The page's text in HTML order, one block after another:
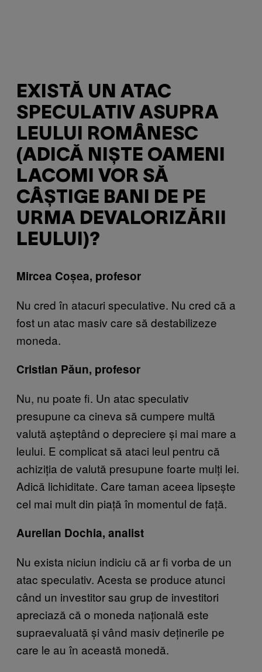
EXISTĂ UN ATAC
SPECULATIV ASUPRA
LEULUI ROMÂNESC
(ADICĂ NIȘTE OAMENI
LACOMI VOR SĂ
CÂȘTIGE BANI DE PE
URMA DEVALORIZĂRII
LEULUI)?
Mircea Coșea, profesor
Nu cred în atacuri speculative. Nu cred că a
fost un atac masiv care să destabilizeze
moneda.
Cristian Păun, profesor
Nu, nu poate fi. Un atac speculativ
presupune ca cineva să cumpere multă
valută așteptând o depreciere și mai mare a
leului. E complicat să ataci leul pentru că
achiziția de valută presupune foarte mulți lei.
Adică lichiditate. Care taman aceea lipsește
cel mai mult din piață în momentul de față.
Aurelian Dochia, analist
Nu exista niciun indiciu că ar fi vorba de un
atac speculativ. Acesta se produce atunci
când un investitor sau grup de investitori
apreciază că o moneda națională este
supraevaluată și vând masiv deținerile pe
care le au în această monedă.